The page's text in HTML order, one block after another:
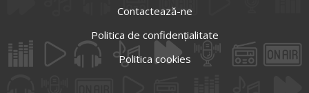
Contactează-ne
Politica de confidențialitate
Politica cookies